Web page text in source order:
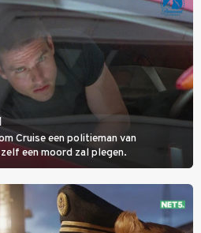
Cruise een politieman van
een moord zal plegen.